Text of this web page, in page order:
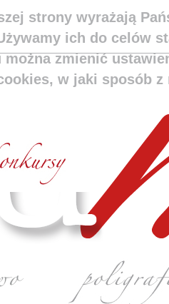
strony wyrażają
ich do celów
można zmienić
w jaki sposób